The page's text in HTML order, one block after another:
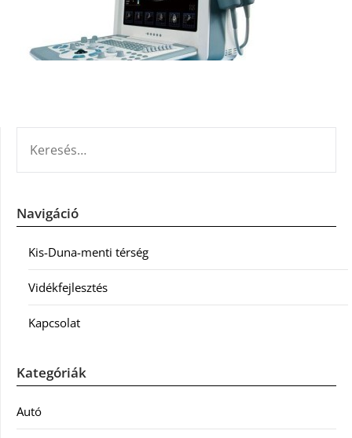
Navigáció
Kis-Duna-menti térség
Vidékfejlesztés
Kapcsolat
Kategóriák
Autó